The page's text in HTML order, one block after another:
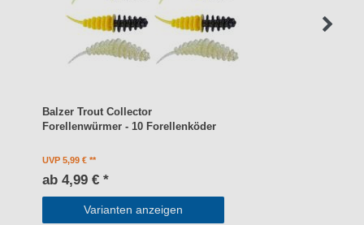
Balzer Trout Collector
Forellenwürmer - 10 Forellenköder
UVP 5,99 €
ab 4,99 € *
Varianten anzeigen